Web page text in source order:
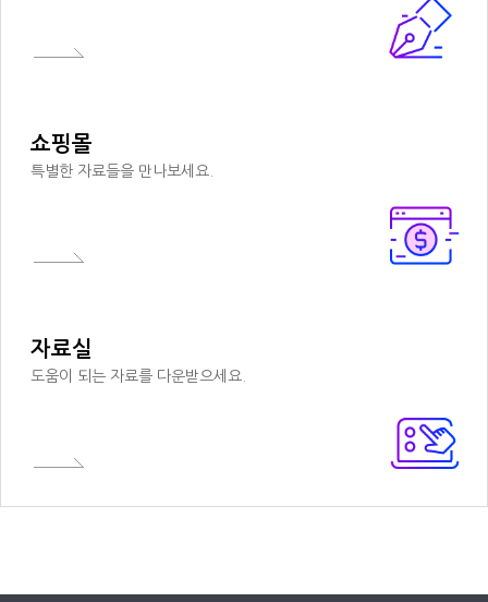
쇼핑몰
특별한 자료들을 만나보세요.
자료실
도움이 되는 자료를 다운받으세요.